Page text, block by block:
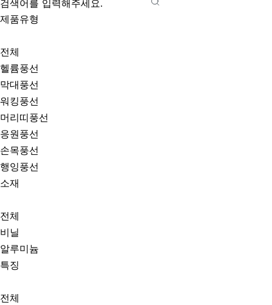
제품유형
전체
헬륨풍선
막대풍선
워킹풍선
머리띠풍선
응원풍선
손목풍선
행잉풍선
소재
전체
비닐
알루미늄
특징
전체